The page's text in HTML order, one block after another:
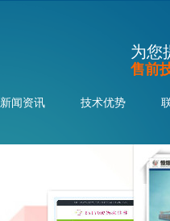
为您
售前
新闻资讯 技术优势